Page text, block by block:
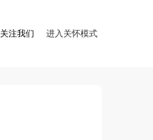
关注我们 进入关怀模式